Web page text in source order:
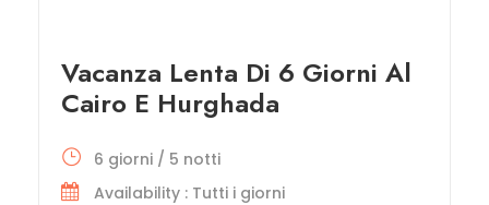
Vacanza Lenta Di 6 Giorni Al
Cairo E Hurghada
6 giorni / 5 notti
Availability : Tutti i giorni